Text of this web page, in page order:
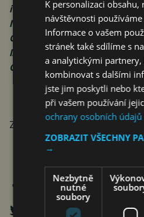
i v Brně, Portugalsku, Gruzii,
Mezi nejznámější budovy
Grand Mark Prague (bývalý
International, Grand Hotel
Grand Palace v Brně.
Zdroj: Czech Inn Hotels
K personalizaci obsahu,
návštěvnosti
Informace o vašem
stránek také sdílíme s
a analytickými
kombinovat s dalšími
jste jim poskytli nebo
při vašem používání
ochrany osobních údajů
ZOBRAZIT VŠECHNY
→
Nezbytně
nutné
soubory